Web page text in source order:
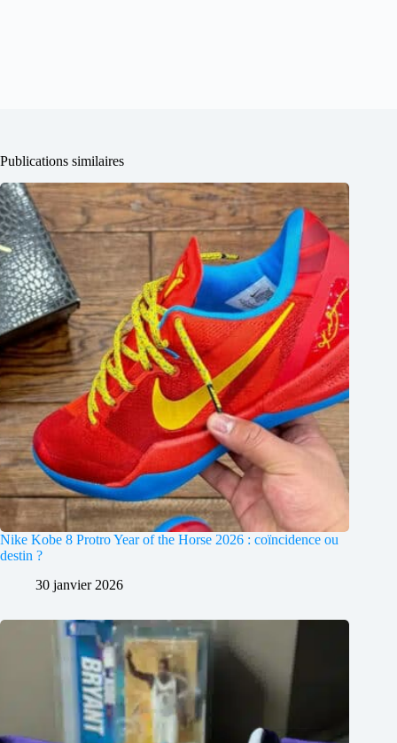
Publications similaires
Nike Kobe 8 Protro Year of the Horse 2026 : coïncidence ou
destin ?
30 janvier 2026